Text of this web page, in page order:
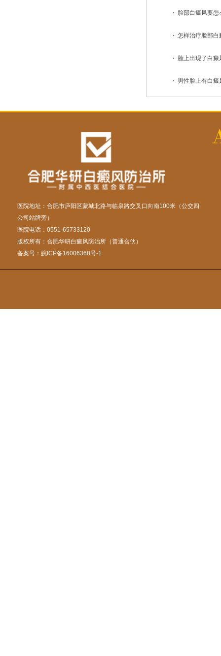
脸部白癜风要怎
怎样治疗脸部白
脸上出现了白
男性脸上有白癜
医院地址：合肥市庐阳区蒙城北路与临泉路交叉口向南100米（公交四
公司站牌旁）
医院电话：0551-65733120
版权所有：合肥华研白癜风防治所（普通合伙）
备案号： 皖ICP备16006368号-1